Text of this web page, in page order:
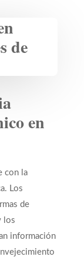
en
con la
Los
de
los
información